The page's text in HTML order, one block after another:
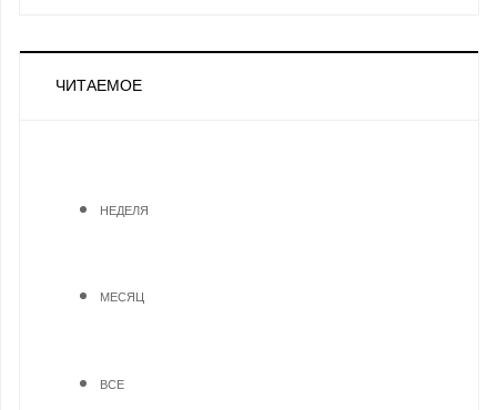
ЧИТАЕМОЕ
НЕДЕЛЯ
МЕСЯЦ
ВСЕ